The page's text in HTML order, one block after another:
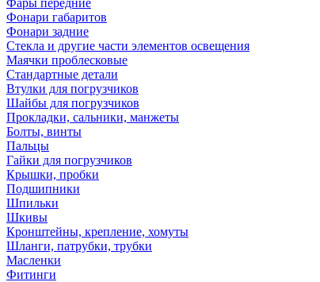
Фары передние
Фонари габаритов
Фонари задние
Стекла и другие части элементов освещения
Маячки проблесковые
Стандартные детали
Втулки для погрузчиков
Шайбы для погрузчиков
Прокладки, сальники, манжеты
Болты, винты
Пальцы
Гайки для погрузчиков
Крышки, пробки
Подшипники
Шпильки
Шкивы
Кронштейны, крепление, хомуты
Шланги, патрубки, трубки
Масленки
Фитинги